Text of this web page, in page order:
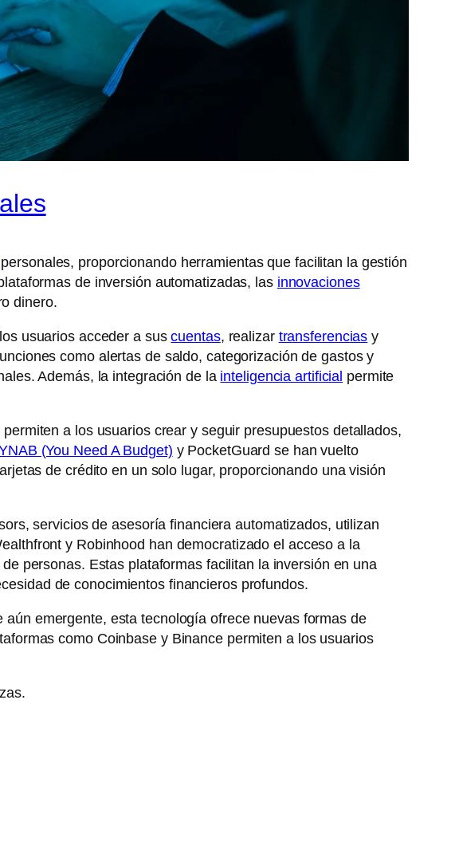
proporcionando herramientas que facilitan la gestión
de inversión automatizadas, las innovaciones
dinero.
usuarios acceder a suscuentas, realizar transferencias y
como alertas de saldo, categorización de gastos y
Además, la integración de la inteligencia artificial permite
a los usuarios crear y seguir presupuestos detallados,
(You Need A Budget) y PocketGuard se han vuelto
de crédito en un solo lugar, proporcionando una visión
servicios de asesoría financiera automatizados, utilizan
y Robinhood han democratizado el acceso a la
personas. Estas plataformas facilitan la inversión en una
de conocimientos financieros profundos.
emergente, esta tecnología ofrece nuevas formas de
como Coinbase y Binance permiten a los usuarios